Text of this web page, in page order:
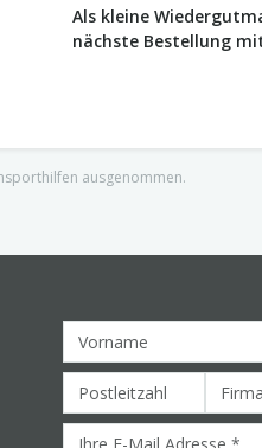
Als kleine
nächste Bestellung
ausgenommen.